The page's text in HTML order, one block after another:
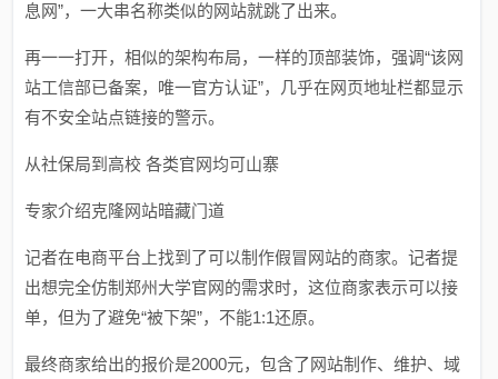
息网”，一大串名称类似的网站就跳了出来。
再一一打开，相似的架构布局，一样的顶部装饰，强调“该网
站工信部已备案，唯一官方认证”，几乎在网页地址栏都显示
有不安全站点链接的警示。
从社保局到高校 各类官网均可山寨
专家介绍克隆网站暗藏门道
记者在电商平台上找到了可以制作假冒网站的商家。记者提
出想完全仿制郑州大学官网的需求时，这位商家表示可以接
单，但为了避免“被下架”，不能1:1还原。
最终商家给出的报价是2000元，包含了网站制作、维护、域